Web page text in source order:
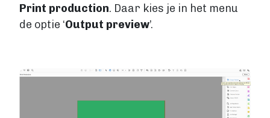
Contact
Account maken
Print production. Daar kies je in het menu
de optie ‘Output preview’.
Image